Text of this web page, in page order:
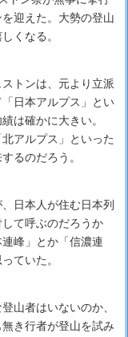
迎えた。大勢の登山
くなる。
トンは、元より立派
日本アルプス」とい
は確かに大きい。
アルプス」といった
るのだろう。
日本人が住む日本列
て呼ぶのだろうか
峰」とか「信濃連
ていた。
山者はいないのか、
き行者が登山を試み